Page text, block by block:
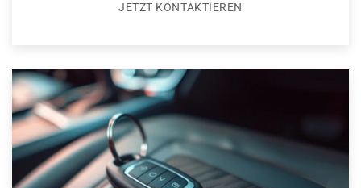
JETZT KONTAKTIEREN